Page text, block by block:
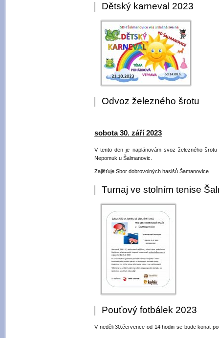
Dětský karneval 2023
Odvoz železného šrotu
sobota 30. září 2023
V tento den je naplánovám svoz železného
Nepomuk u Šalmanovic.
Zajišťuje Sbor dobrovolných hasišů Šamanovice
Turnaj ve stolním tenise
Pouťový fotbálek 2023
V neděli 30.července od 14 hodin se bude konat